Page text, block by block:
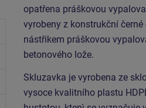
opatřena práškovou
vyrobeny z konstrukční
nástřikem práškovou
betonového lože.
Skluzavka je vyrobena ze
vysoce kvalitního plastu